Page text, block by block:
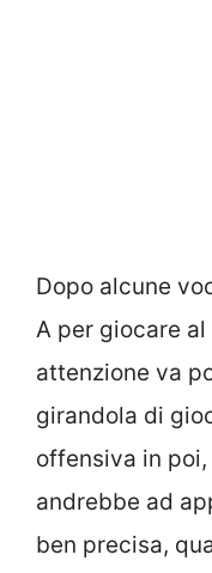
Dopo alcune
A per giocare
attenzione va
girandola di
offensiva in
andrebbe ad
ben precisa,